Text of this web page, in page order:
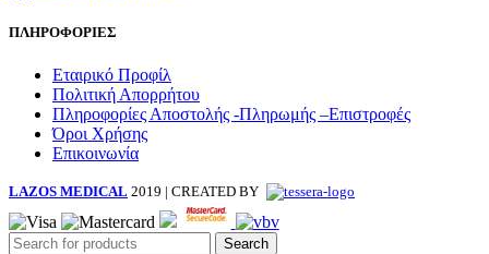
ΠΛΗΡΟΦΟΡΙΕΣ
Εταιρικό Προφίλ
Πολιτική Απορρήτου
Πληροφορίες Αποστολής -Πληρωμής –Επιστροφές
Όροι Χρήσης
Επικοινωνία
LAZOS MEDICAL 2019 | CREATED BY
Search